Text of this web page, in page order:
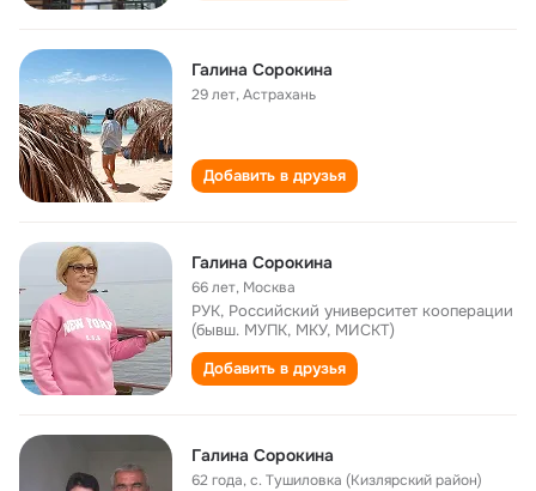
Галина Сорокина
29 лет,Астрахань
Добавить в друзья
Галина Сорокина
66 лет, Москва
РУК, Российский университет кооперации
(бывш. МУПК, МКУ, МИСКТ)
Добавить в друзья
Гaлинa Сорокинa
62 года,с. Тушиловка (Кизлярский район)